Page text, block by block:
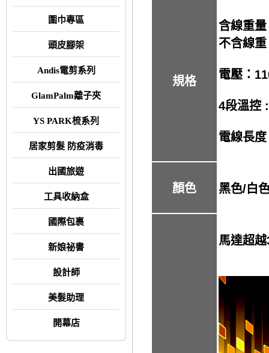
圍巾專區
頭皮腳架
Andis電剪系列
GlamPalm離子夾
YS PARK梳系列
居家剪髮 防疫消毒
出國旅遊
工具收納盒
國際包裹
新娘祕書
設計師
美髮助理
開幕店
規格
含線重
不含線
電壓：
4段溫控
電線長
顏色 黑色/白
馬達超